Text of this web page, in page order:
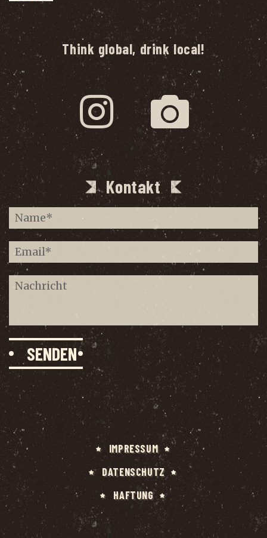
Think global, drink local!
Kontakt
IMPRES­SUM
DATEN­SCHUTZ
HAF­TUNG